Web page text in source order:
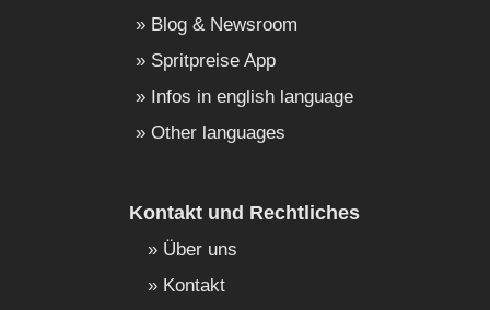
Blog & Newsroom
Spritpreise App
Infos in english language
Other languages
Kontakt und Rechtliches
Über uns
Kontakt